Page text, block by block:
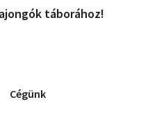
táborához!
Cégünk